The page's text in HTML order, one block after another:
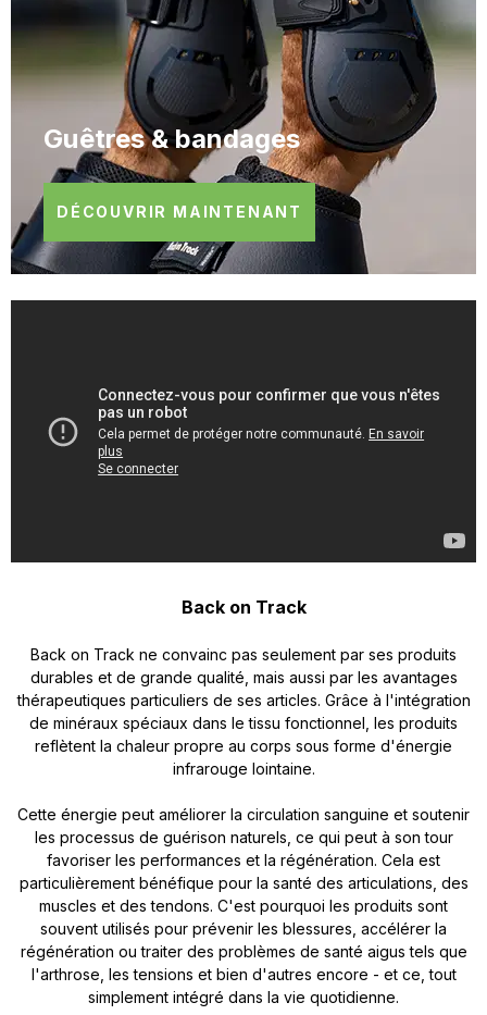
Guêtres & bandages
DÉCOUVRIR MAINTENANT
Back on Track
Back on Track ne convainc pas seulement par ses produits
durables et de grande qualité, mais aussi par les avantages
thérapeutiques particuliers de ses articles. Grâce à l'intégration
de minéraux spéciaux dans le tissu fonctionnel, les produits
reflètent la chaleur propre au corps sous forme d'énergie
infrarouge lointaine.
Cette énergie peut améliorer la circulation sanguine et soutenir
les processus de guérison naturels, ce qui peut à son tour
favoriser les performances et la régénération. Cela est
particulièrement bénéfique pour la santé des articulations, des
muscles et des tendons. C'est pourquoi les produits sont
souvent utilisés pour prévenir les blessures, accélérer la
régénération ou traiter des problèmes de santé aigus tels que
l'arthrose, les tensions et bien d'autres encore - et ce, tout
simplement intégré dans la vie quotidienne.